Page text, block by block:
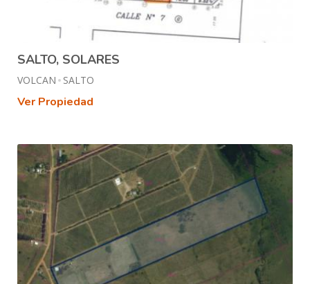
SALTO, SOLARES
VOLCAN SALTO
Ver Propiedad